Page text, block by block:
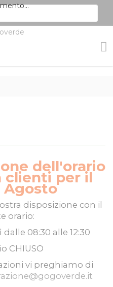
dell'orario
clienti per il
Agosto
disposizione con il
orario:
dalle 08:30 alle 12:30
CHIUSO
vi preghiamo di